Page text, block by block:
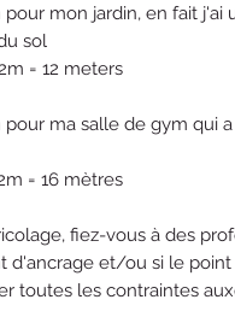
pour mon jardin, en fait
sol
= 12 meters
pour ma salle de gym qui
= 16 mètres
fiez-vous à des
d'ancrage et/ou si le
toutes les contraintes